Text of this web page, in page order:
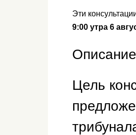
Эти
9:00 утра 6
Цель